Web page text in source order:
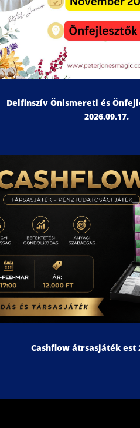
Delfinszív Önismereti és
2026.09.17.
Cashflow átrsasjáték est